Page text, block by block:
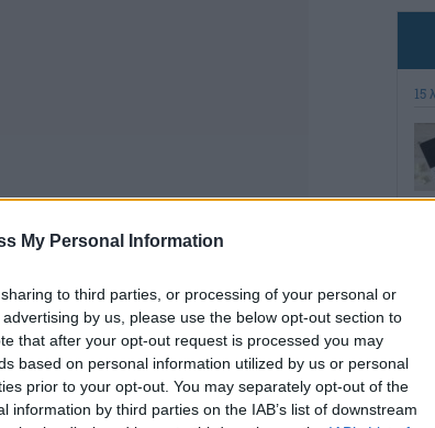
My Personal Information
to third parties, or processing of your personal or
by us, please use the below opt-out section to
that after your opt-out request is processed you may
based on personal information utilized by us or personal
prior to your opt-out. You may separately opt-out of the
information by third parties on the IAB’s list of downstream
15